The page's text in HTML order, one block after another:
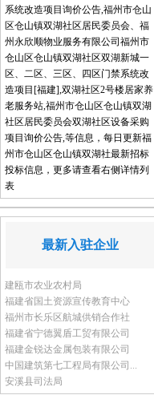
系统改造项目询价公告,福州市仓山
区仓山镇双湖社区居民委员会、福
州永欣顺物业服务有限公司福州市
仓山区仓山镇双湖社区双湖新城一
区、二区、三区、四区门禁系统改
造项目[福建],双湖社区2号楼居家养
老服务站,福州市仓山区仓山镇双湖
社区居民委员会双湖社区设备采购
项目询价公告,等信息，每日更新福
州市仓山区仓山镇双湖社最新招标
投标信息，更多请查看右侧详情列
表
最新入驻企业
建瓯市农业农村局
福建省国土资源宣传教育中心
福州市长乐区航城供销合作社
福建省宁德翼盾工贸有限公司
福建金锐达金属包装有限公司
中国建筑第七工程局有限公司...
安溪县司法局